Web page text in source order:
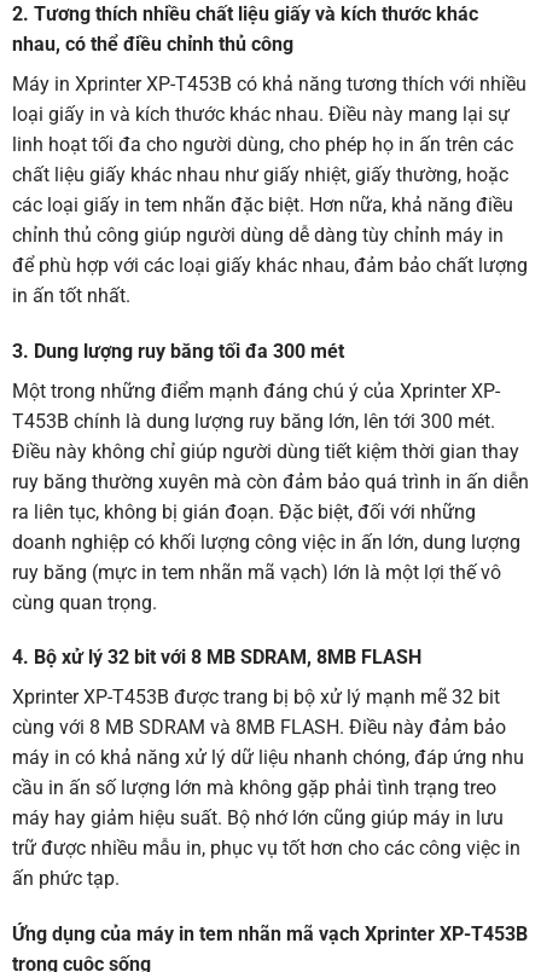
2. Tương thích nhiều chất liệu giấy và kích thước khác
nhau, có thể điều chỉnh thủ công
Máy in Xprinter XP-T453B có khả năng tương thích với nhiều
loại giấy in và kích thước khác nhau. Điều này mang lại sự
linh hoạt tối đa cho người dùng, cho phép họ in ấn trên các
chất liệu giấy khác nhau như giấy nhiệt, giấy thường, hoặc
các loại giấy in tem nhãn đặc biệt. Hơn nữa, khả năng điều
chỉnh thủ công giúp người dùng dễ dàng tùy chỉnh máy in
để phù hợp với các loại giấy khác nhau, đảm bảo chất lượng
in ấn tốt nhất.
3. Dung lượng ruy băng tối đa 300 mét
Một trong những điểm mạnh đáng chú ý của Xprinter XP-
T453B chính là dung lượng ruy băng lớn, lên tới 300 mét.
Điều này không chỉ giúp người dùng tiết kiệm thời gian thay
ruy băng thường xuyên mà còn đảm bảo quá trình in ấn diễn
ra liên tục, không bị gián đoạn. Đặc biệt, đối với những
doanh nghiệp có khối lượng công việc in ấn lớn, dung lượng
ruy băng (mực in tem nhãn mã vạch) lớn là một lợi thế vô
cùng quan trọng.
4. Bộ xử lý 32 bit với 8 MB SDRAM, 8MB FLASH
Xprinter XP-T453B được trang bị bộ xử lý mạnh mẽ 32 bit
cùng với 8 MB SDRAM và 8MB FLASH. Điều này đảm bảo
máy in có khả năng xử lý dữ liệu nhanh chóng, đáp ứng nhu
cầu in ấn số lượng lớn mà không gặp phải tình trạng treo
máy hay giảm hiệu suất. Bộ nhớ lớn cũng giúp máy in lưu
trữ được nhiều mẫu in, phục vụ tốt hơn cho các công việc in
ấn phức tạp.
Ứng dụng của máy in tem nhãn mã vạch Xprinter XP-T453B
trong cuộc sống